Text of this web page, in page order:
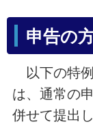
申告の
以下の特
は、通常の
併せて提出